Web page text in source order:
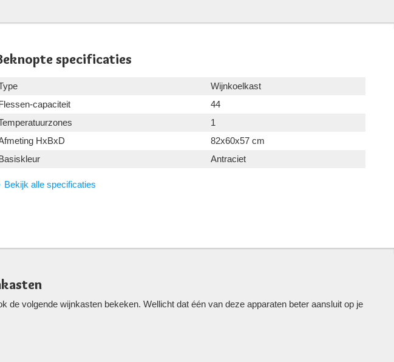
specificaties
Wijnkoelkast
capaciteit
44
1
HxBxD
82x60x57 cm
Antraciet
Bekijk alle specificaties
volgende wijnkasten bekeken. Wellicht dat één van deze apparaten beter aansluit op je